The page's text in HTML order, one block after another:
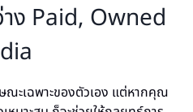
ง Paid, Owned
ณะเฉพาะของตัวเอง แต่หากคุณ